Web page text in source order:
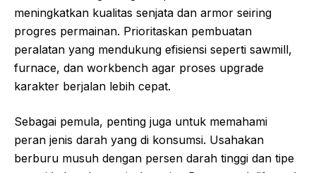
meningkatkan kualitas senjata dan armor seiring
progres permainan. Prioritaskan pembuatan
peralatan yang mendukung efisiensi seperti sawmill,
furnace, dan workbench agar proses upgrade
karakter berjalan lebih cepat.
Sebagai pemula, penting juga untuk memahami
peran jenis darah yang di konsumsi. Usahakan
berburu musuh dengan persen darah tinggi dan tipe